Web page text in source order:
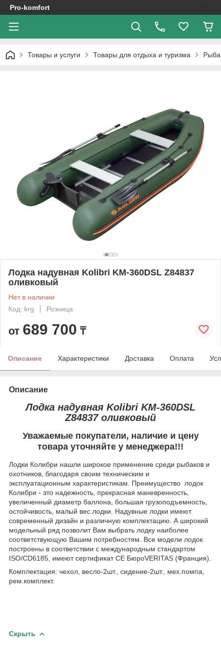
Pro-komfort
Товары и услуги Товары для отдыха и туризма
Лодка надувная Kolibri KM-360DSL Z84837
оливковый
Нет в наличии
Код: krg
Розница
от 689 700 ₸
Описание Характеристики Доставка Оплата
Описание
Лодка надувная Kolibri KM-360DSL
Z84837 оливковый
Уважаемые покупатели, наличие и цену
товара уточняйте у менеджера!!!
Лодки Колибри нашли широкое применение среди рыбаков и
охотников, благодаря своим техническим и
эксплуатационным характеристикам. Преимущество лодок
Колибри - это надежность, прекрасная маневренность,
увеличенный диаметр баллона, большая грузоподъемность,
остойчивость, малый вес лодки. Надувные лодки имеют
современный дизайн и различную комплектацию. А широкий
модельный ряд позволит Вам выбрать лодку наиболее
соответствующую Вашим потребностям. Все модели лодок
построены в соответствии с международным стандартом
ISO/CD6185, имеют сертификат CE БюроVERITAS (Франция).
Комплектация: чехол, весло-2шт., сидение-2шт., мех.помпа,
рем.комплект.
Скрыть